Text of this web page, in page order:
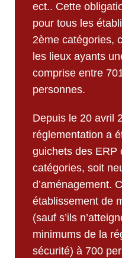
ect.. Cette
pour tous les
2ème catégories,
les lieux ayants
comprise entre
personnes.
Depuis le 20 avril
réglementation a
guichets des ERP
catégories, soit
d’aménagement.
établissement de
(sauf s’ils
minimums de la
sécurité) à 700